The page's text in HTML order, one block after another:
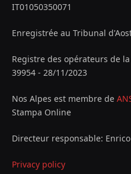
IT01050350071
Enregistrée au Tribunal
Registre des opérateurs de
39954 - 28/11/2023
Nos Alpes est membre de
Stampa Online
Directeur responsable:
Privacy policy